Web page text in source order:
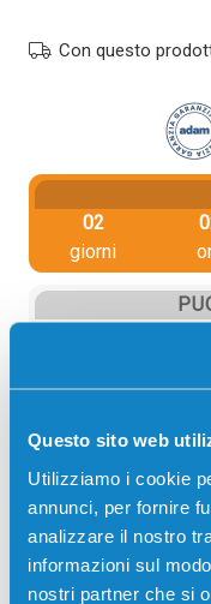
Questo sito web
Utilizziamo i cookie
annunci, per fornire
analizzare il nostro
informazioni sul
nostri partner che si
Con questo
02
giorni
Descrizione